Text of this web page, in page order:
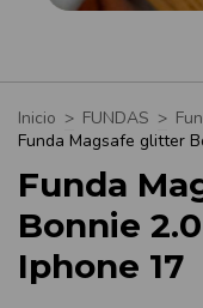
Inicio > FUNDAS >
Funda Magsafe glitter
Funda
Bonnie
Iphone 17